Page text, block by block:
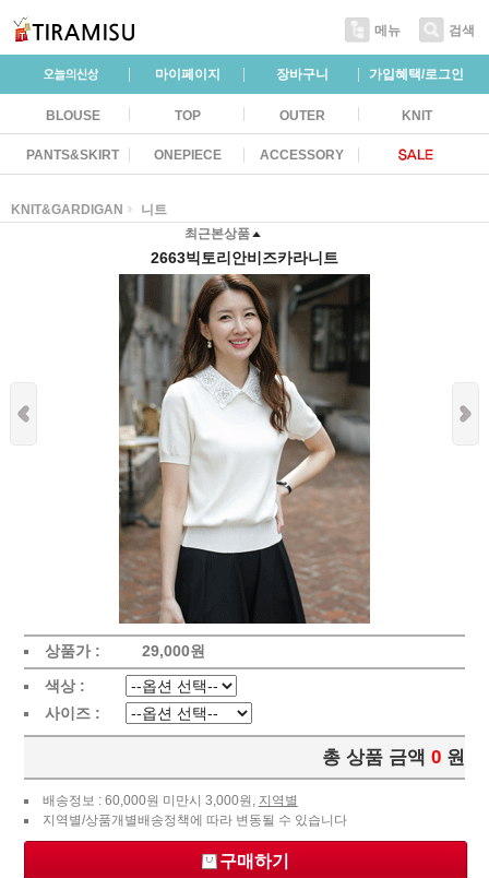
메뉴 검색
마이페이지 장바구니 가입혜택/로그인
BLOUSE TOP OUTER KNIT
PANTS&SKIRT ONEPIECE ACCESSORY
KNIT&GARDIGAN
니트
최근본상품
2663빅토리안비즈카라니트
상품가 : 29,000원
색상 :
사이즈 :
총 상품 금액 0 원
배송정보 : 60,000원 미만시 3,000원, 지역별
지역별/상품개별배송정책에 따라 변동될 수 있습니다
구매하기